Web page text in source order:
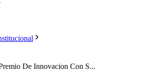
De Innovacion Con S...